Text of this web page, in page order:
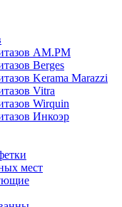
AM.PM
Berges
Kerama Marazzi
Vitra
Wirquin
Инкоэр
мест